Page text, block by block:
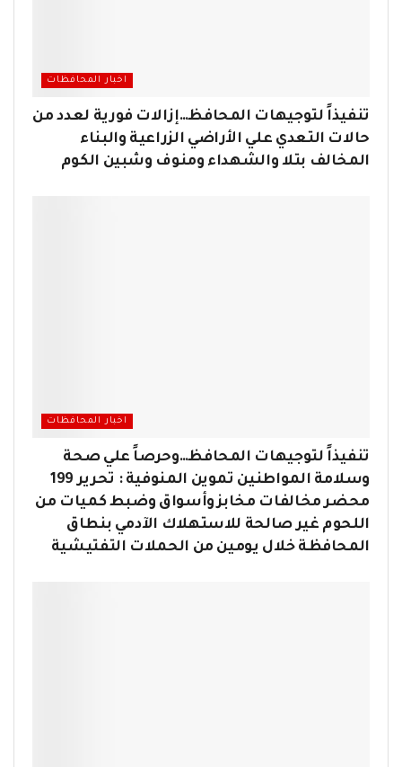
اخبار المحافظات
تنفيذاً لتوجيهات المحافظ…إزالات فورية لعدد من
حالات التعدي علي الأراضي الزراعية والبناء
المخالف بتلا والشهداء ومنوف وشبين الكوم
اخبار المحافظات
تنفيذاً لتوجيهات المحافظ…وحرصاً علي صحة
وسلامة المواطنين تموين المنوفية : تحرير 199
محضر مخالفات مخابز وأسواق وضبط كميات من
اللحوم غير صالحة للاستهلاك الآدمي بنطاق
المحافظة خلال يومين من الحملات التفتيشية